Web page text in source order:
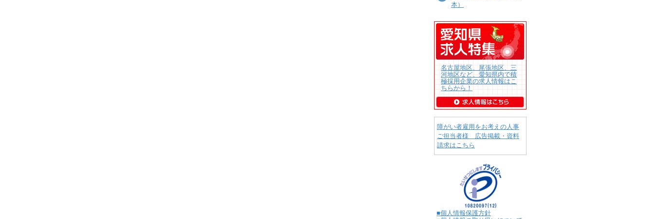
本）
名古屋地区、尾張地区、三
河地区など、愛知県内で積
極採用企業の求人情報はこ
ちらから！
障がい者雇用をお考えの人事
ご担当者様 広告掲載・資料
請求はこちら
■個人情報保護方針